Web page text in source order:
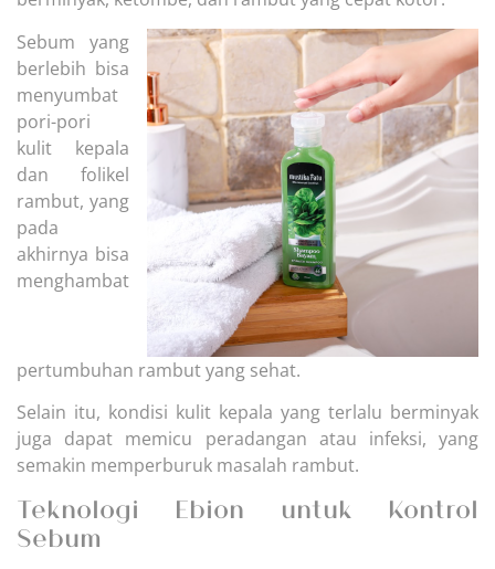
Sebum yang
berlebih bisa
menyumbat
pori-pori
kulit kepala
dan folikel
rambut, yang
pada
akhirnya bisa
menghambat
pertumbuhan rambut yang sehat.
Selain itu, kondisi kulit kepala yang terlalu berminyak
juga dapat memicu peradangan atau infeksi, yang
semakin memperburuk masalah rambut.
Teknologi Ebion untuk Kontrol
Sebum